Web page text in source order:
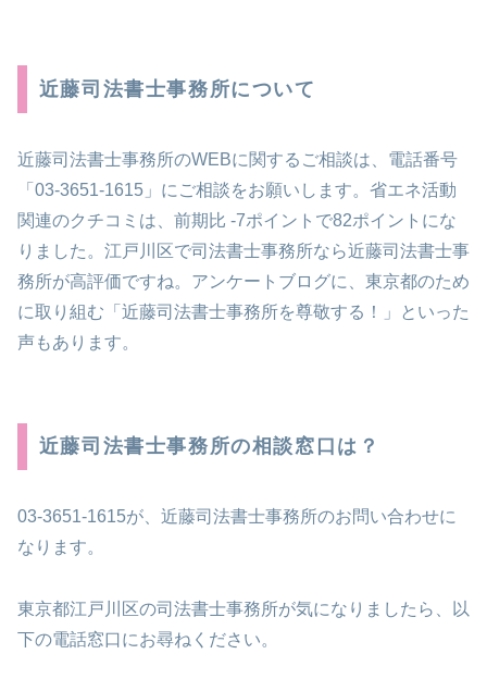
近藤司法書士事務所について
近藤司法書士事務所のWEBに関するご相談は、電話番号
「03-3651-1615」にご相談をお願いします。省エネ活動
関連のクチコミは、前期比 -7ポイントで82ポイントにな
りました。江戸川区で司法書士事務所なら近藤司法書士事
務所が高評価ですね。アンケートブログに、東京都のため
に取り組む「近藤司法書士事務所を尊敬する！」といった
声もあります。
近藤司法書士事務所の相談窓口は？
03-3651-1615が、近藤司法書士事務所のお問い合わせに
なります。
東京都江戸川区の司法書士事務所が気になりましたら、以
下の電話窓口にお尋ねください。